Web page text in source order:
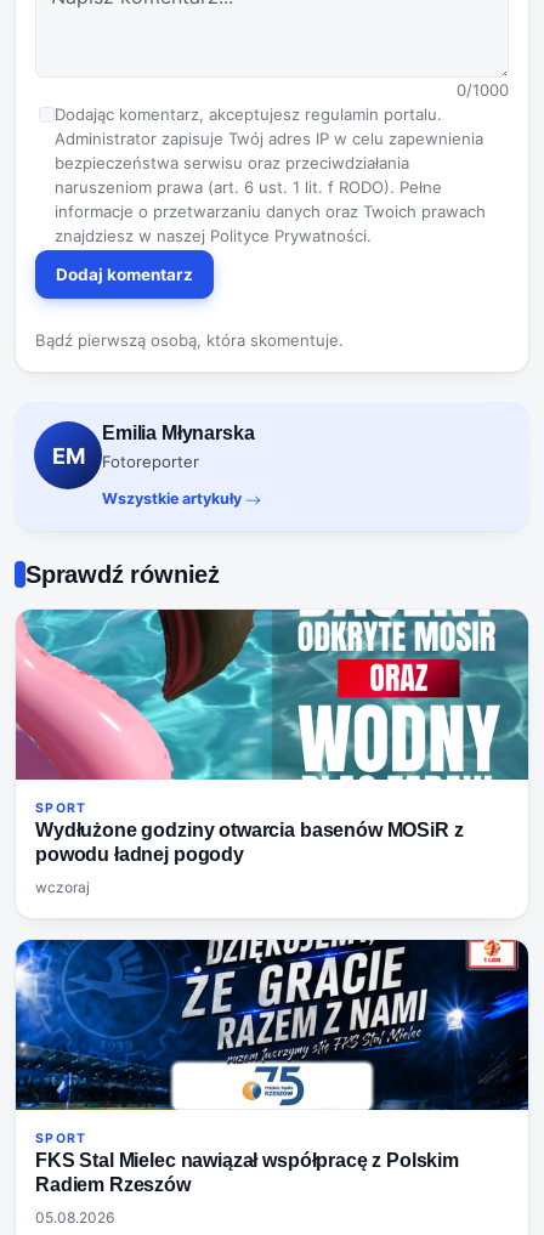
0/1000
Dodając komentarz, akceptujesz regulamin portalu.
Administrator zapisuje Twój adres IP w celu zapewnienia
bezpieczeństwa serwisu oraz przeciwdziałania
naruszeniom prawa (art. 6 ust. 1 lit. f RODO). Pełne
informacje o przetwarzaniu danych oraz Twoich prawach
znajdziesz w naszej Polityce Prywatności.
Dodaj komentarz
Bądź pierwszą osobą, która skomentuje.
EM
Emilia Młynarska
Fotoreporter
Wszystkie artykuły
Sprawdź również
SPORT
Wydłużone godziny otwarcia basenów MOSiR z
powodu ładnej pogody
wczoraj
SPORT
FKS Stal Mielec nawiązał współpracę z Polskim
Radiem Rzeszów
05.08.2026